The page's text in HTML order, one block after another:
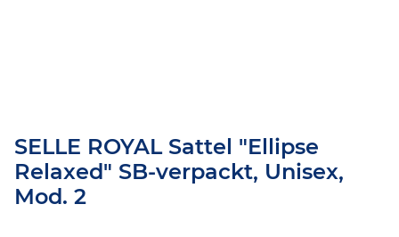
SELLE ROYAL Sattel "Ellipse
Relaxed" SB-verpackt, Unisex,
Mod. 2